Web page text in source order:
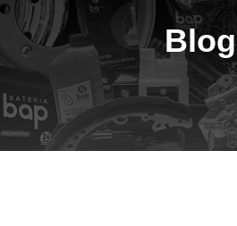
Blog